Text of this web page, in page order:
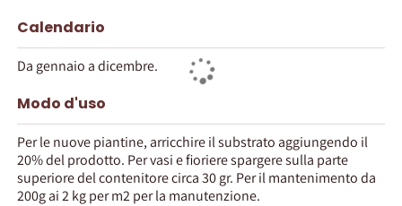
Calendario
Da gennaio a dicembre.
Modo d'uso
Per le nuove piantine, arricchire il substrato aggiungendo il
20% del prodotto. Per vasi e fioriere spargere sulla parte
superiore del contenitore circa 30 gr. Per il mantenimento da
200g ai 2 kg per m2 per la manutenzione.